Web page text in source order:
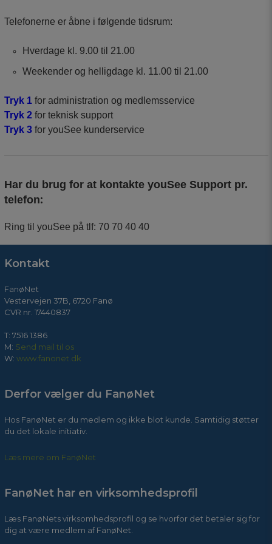
Telefonerne er åbne i følgende tidsrum:
Hverdage kl. 9.00 til 21.00
Weekender og helligdage kl. 11.00 til 21.00
Tryk 1for administration og medlemsservice
Tryk 2for teknisk support
Tryk 3for youSee kunderservice
Har du brug for at kontakte youSee Support pr.
telefon:
Ring til youSee på tlf: 70 70 40 40
Kontakt
FanøNet
Vestervejen 37B, 6720 Fanø
CVR nr. 17440837
T: 7516 1386
M: Send mail til os
W: www.fanonet.dk
Derfor vælger du FanøNet
Hos FanøNet er du medlem og ikke blot kunde. Samtidig støtter
du det lokale initiativ.
Læs mere om FanøNet
FanøNet har en virksomhedsprofil
Læs FanøNets virksomhedsprofil og se hvorfor det betaler sig for
dig at være medlem af FanøNet.